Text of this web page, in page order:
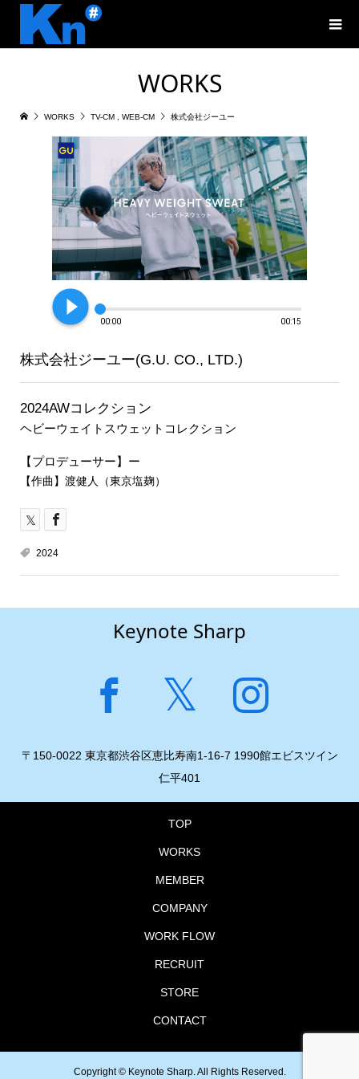
WORKS
WORKS TV-CM WEB-CM 株式会社ジーユー
play_circle_filled 00:00 00:15
株式会社ジーユー(G.U. CO., LTD.)
2024AWコレクション
ヘビーウェイトスウェットコレクション
【プロデューサー】ー
【作曲】渡健人（東京塩麹）
2024
Keynote Sharp
〒150-0022 東京都渋谷区恵比寿南1-16-7 1990館エビスツイン
仁平401
TOP
WORKS
MEMBER
COMPANY
WORK FLOW
RECRUIT
STORE
CONTACT
Copyright ©Keynote Sharp. All Rights Reserved.